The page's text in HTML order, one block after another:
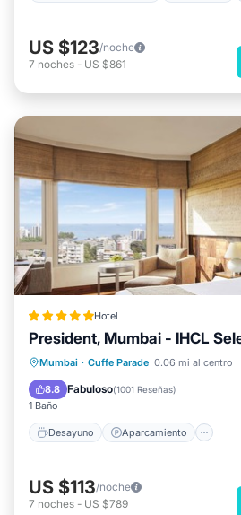
US $123/noche
7 noches - US $861
Hotel
President, Mumbai - IHCL
Mumbai · Cuffe Parade 0.06 mi al centro
8.8 Fabuloso(1001 Reseñas)
1 Baño
Desayuno Aparcamiento
Desayuno Aparcamiento
Spa
US $113/noche
7 noches - US $789